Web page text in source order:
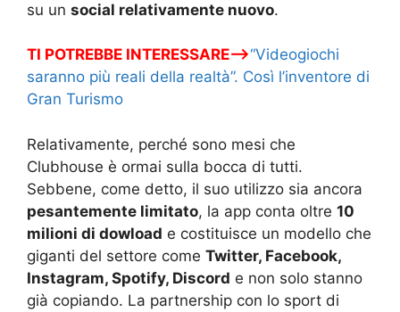
su un social relativamente nuovo.
TI POTREBBE INTERESSARE—>“Videogiochi
saranno più reali della realtà”. Così l’inventore di
Gran Turismo
Relativamente, perché sono mesi che
Clubhouse è ormai sulla bocca di tutti.
Sebbene, come detto, il suo utilizzo sia ancora
pesantemente limitato, la app conta oltre 10
milioni di dowload e costituisce un modello che
giganti del settore come Twitter, Facebook,
Instagram, Spotify, Discord e non solo stanno
già copiando. La partnership con lo sport di